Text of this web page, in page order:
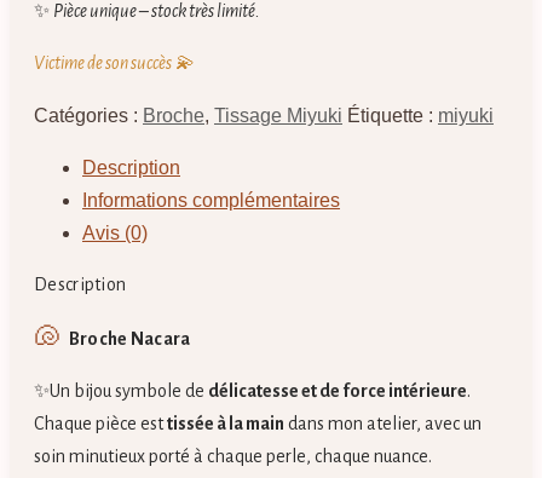
✨ Pièce unique – stock très limité.
Victime de son succès 💫
Catégories : Broche, Tissage Miyuki Étiquette : miyuki
Description
Informations complémentaires
Avis (0)
Description
🐚 Broche Nacara
✨Un bijou symbole de délicatesse et de force intérieure.
Chaque pièce esttissée à la main dans mon atelier, avec un
soin minutieux porté à chaque perle, chaque nuance.